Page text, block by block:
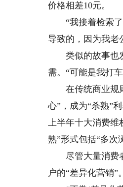
价格相差10元。
“我接着检索了
导致的，因为我老
类似的故事也发
需。“可能是我打
在传统商业规则
心”，成为“杀熟”
上半年十大消费维
熟”形式包括“多次
尽管大量消费者
户的“差异化营销”。